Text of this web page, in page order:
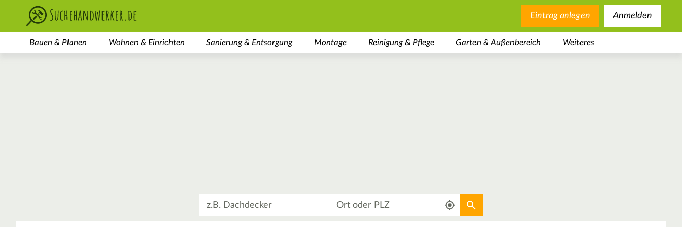
Eintrag anlegen Anmelden
Bauen & Planen Wohnen & Einrichten Sanierung & Entsorgung Montage Reinigung & Pflege Garten & Außenbereich Weiteres
Aktuellen Standort verwenden